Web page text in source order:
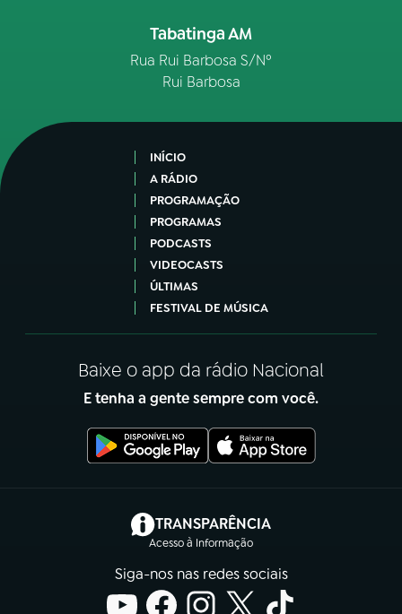
Tabatinga AM
Rua Rui Barbosa S/Nº
Rui Barbosa
INÍCIO
A RÁDIO
PROGRAMAÇÃO
PROGRAMAS
PODCASTS
VIDEOCASTS
ÚLTIMAS
FESTIVAL DE MÚSICA
Baixe o app da rádio Nacional
E tenha a gente sempre com você.
TRANSPARÊNCIA
Acesso à Informação
(abre em nova aba)
Siga-nos nas redes sociais